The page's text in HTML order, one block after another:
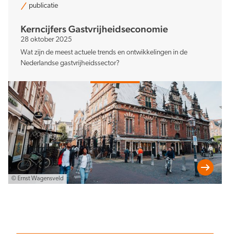
© Ernst Wagensveld
publicatie
Kerncijfers Gastvrijheids­economie
28 oktober 2025
Wat zijn de meest actuele trends en ontwikkelingen in de
Nederlandse gastvrijheidssector?